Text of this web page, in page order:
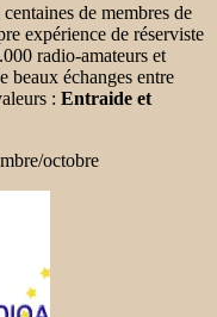
de membres de
expérience de réserviste
radio-amateurs et
beaux échanges entre
: Entraide et
octobre